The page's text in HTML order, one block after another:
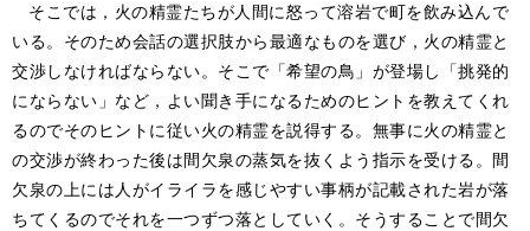
そこでは，火の精霊たちが人間に怒って溶岩で町を飲み込んで
いる。そのため会話の選択肢から最適なものを選び，火の精霊と
交渉しなければならない。そこで「希望の鳥」が登場し「挑発的
にならない」など，よい聞き手になるためのヒントを教えてくれ
るのでそのヒントに従い火の精霊を説得する。無事に火の精霊と
の交渉が終わった後は間欠泉の蒸気を抜くよう指示を受ける。間
欠泉の上には人がイライラを感じやすい事柄が記載された岩が落
ちてくるのでそれを一つずつ落としていく。そうすることで間欠